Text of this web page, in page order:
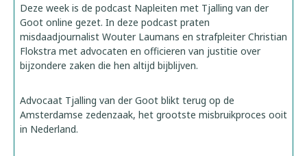
Deze week is de podcast Napleiten met Tjalling van der
Goot online gezet. In deze podcast praten
misdaadjournalist Wouter Laumans en strafpleiter Christian
Flokstra met advocaten en officieren van justitie over
bijzondere zaken die hen altijd bijblijven.
Advocaat Tjalling van der Goot blikt terug op de
Amsterdamse zedenzaak, het grootste misbruikproces ooit
in Nederland.